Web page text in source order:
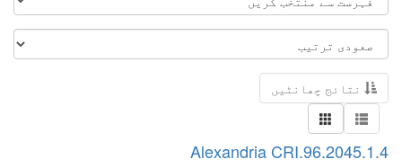
نتائج چھانٹیں
Alexandria CRI.96.2045.1.4